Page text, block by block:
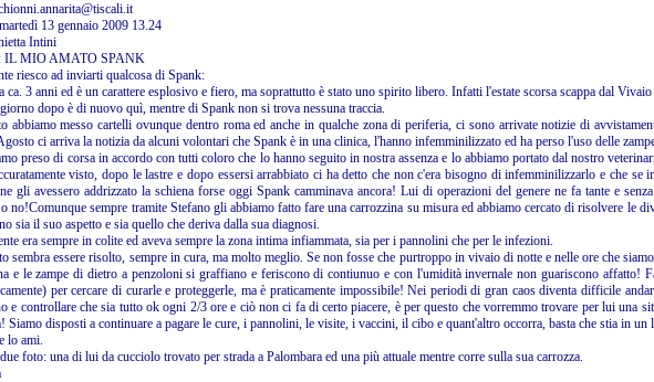
13 gennaio 2009 13.24
Intini
IL MIO AMATO SPANK
riesco ad inviarti qualcosa di Spank:
ca. 3 anni ed è un carattere esplosivo e fiero, ma soprattutto è stato uno spirito libero. Infatti l'estate scorsa scappa dal
dopo è di nuovo quì, mentre di Spank non si trova nessuna traccia.
abbiamo messo cartelli ovunque dentro roma ed anche in qualche zona di periferia, ci sono arrivate notizie di
ci arriva la notizia da alcuni volontari che Spank è in una clinica, l'hanno infemminilizzato ed ha perso l'uso delle
preso di corsa in accordo con tutti coloro che lo hanno seguito in nostra assenza e lo abbiamo portato dal nostro
visto, dopo le lastre e dopo essersi arrabbiato ci ha detto che non c'era bisogno di infemminilizzarlo e che se
gli avessero addrizzato la schiena forse oggi Spank camminava ancora! Lui di operazioni del genere ne fa tante e
no!Comunque sempre tramite Stefano gli abbiamo fatto fare una carrozzina su misura ed abbiamo cercato di risolvere le
sia il suo aspetto e sia quello che deriva dalla sua diagnosi.
era sempre in colite ed aveva sempre la zona intima infiammata, sia per i pannolini che per le infezioni.
sembra essere risolto, sempre in cura, ma molto meglio. Se non fosse che purtroppo in vivaio di notte e nelle ore che
e le zampe di dietro a penzoloni si graffiano e feriscono di contiunuo e con l'umidità invernale non guariscono affatto!
per cercare di curarle e proteggerle, ma è praticamente impossibile! Nei periodi di gran caos diventa difficile
e controllare che sia tutto ok ogni 2/3 ore e ciò non ci fa di certo piacere, è per questo che vorremmo trovare per lui una
Siamo disposti a continuare a pagare le cure, i pannolini, le visite, i vaccini, il cibo e quant'altro occorra, basta che stia in un
lo ami.
foto: una di lui da cucciolo trovato per strada a Palombara ed una più attuale mentre corre sulla sua carrozza.